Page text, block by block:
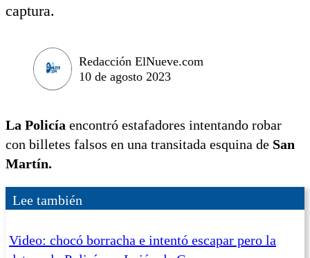
captura.
Redacción ElNueve.com
10 de agosto 2023
La Policía encontró estafadores intentando robar
con billetes falsos en una transitada esquina de San
Martín.
Lee también
Video: chocó borracha e intentó escapar pero la